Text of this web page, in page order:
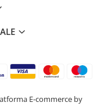
E-commerce by